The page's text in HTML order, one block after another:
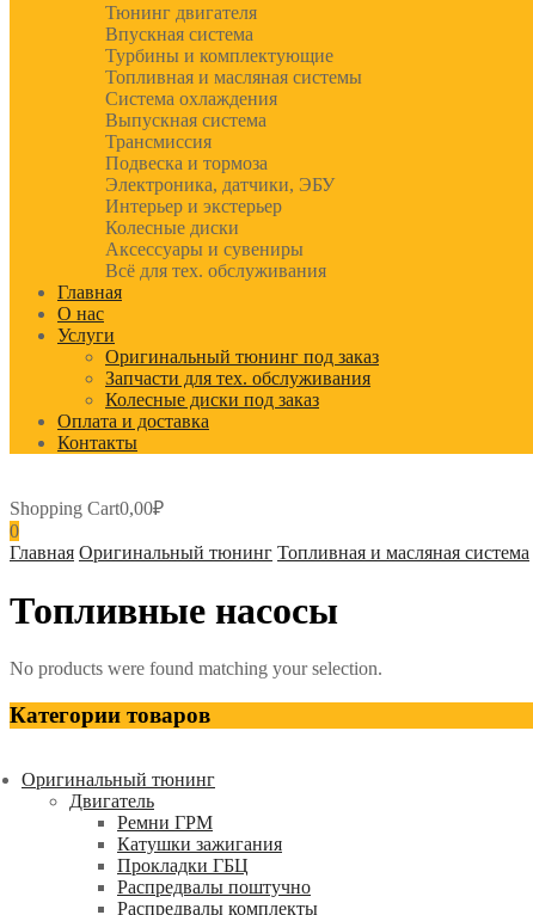
Тюнинг двигателя
Впускная система
Турбины и комплектующие
Топливная и масляная системы
Система охлаждения
Выпускная система
Трансмиссия
Подвеска и тормоза
Электроника, датчики, ЭБУ
Интерьер и экстерьер
Колесные диски
Аксессуары и сувениры
Всё для тех. обслуживания
Главная
О нас
Услуги
Оригинальный тюнинг под заказ
Запчасти для тех. обслуживания
Колесные диски под заказ
Оплата и доставка
Контакты
Shopping Cart0,00₽
0
Главная Оригинальный тюнинг Топливная и масляная система
Топливные насосы
No products were found matching your selection.
Категории товаров
Оригинальный тюнинг
Двигатель
Ремни ГРМ
Катушки зажигания
Прокладки ГБЦ
Распредвалы поштучно
Распредвалы комплекты